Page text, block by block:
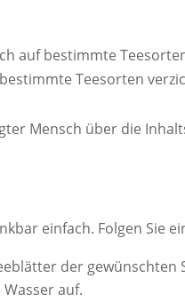
auf bestimmte
Teesorten
Mensch über die
einfach. Folgen Sie
der gewünschten
auf.